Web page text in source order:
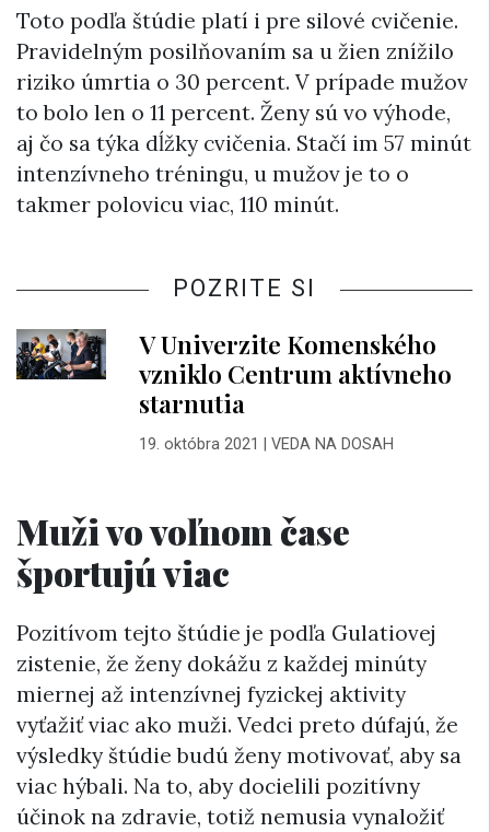
Toto podľa štúdie platí i pre silové cvičenie.
Pravidelným posilňovaním sa u žien znížilo
riziko úmrtia o 30 percent. V prípade mužov
to bolo len o 11 percent. Ženy sú vo výhode,
aj čo sa týka dĺžky cvičenia. Stačí im 57 minút
intenzívneho tréningu, u mužov je to o
takmer polovicu viac, 110 minút.
POZRITE SI
V Univerzite Komenského
vzniklo Centrum aktívneho
starnutia
19. októbra 2021 VEDA NA DOSAH
Muži vo voľnom čase
športujú viac
Pozitívom tejto štúdie je podľa Gulatiovej
zistenie, že ženy dokážu z každej minúty
miernej až intenzívnej fyzickej aktivity
vyťažiť viac ako muži. Vedci preto dúfajú, že
výsledky štúdie budú ženy motivovať, aby sa
viac hýbali. Na to, aby docielili pozitívny
účinok na zdravie, totiž nemusia vynaložiť